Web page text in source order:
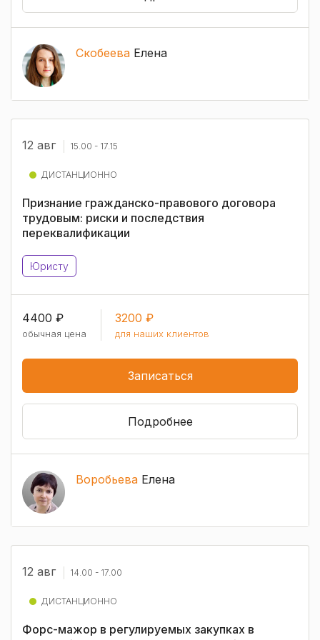
Скобеева Елена
12 авг 15.00 - 17.15
ДИСТАНЦИОННО
Признание гражданско-правового договора
трудовым: риски и последствия
переквалификации
Юристу
4400 ₽
обычная цена
3200 ₽
для наших клиентов
Записаться
Подробнее
Воробьева Елена
12 авг 14.00 - 17.00
ДИСТАНЦИОННО
Форс-мажор в регулируемых закупках в